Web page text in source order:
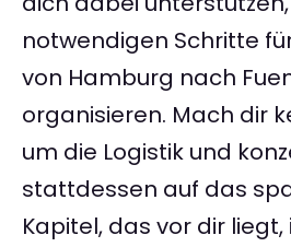
notwendigen Schritte
von Hamburg nach
organisieren. Mach dir
um die Logistik und
stattdessen auf das
Kapitel, das vor dir liegt,